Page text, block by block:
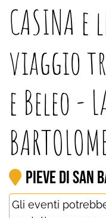
CASINA
viaggio
e Beleo -
Pieve di San
Gli eventi